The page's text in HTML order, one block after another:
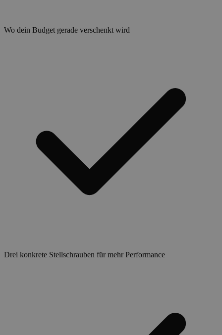
Wo dein Budget gerade verschenkt wird
Drei konkrete Stellschrauben für mehr Performance